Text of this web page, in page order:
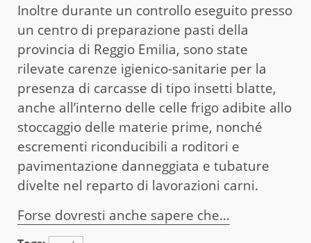
Inoltre durante un controllo eseguito presso
un centro di preparazione pasti della
provincia di Reggio Emilia, sono state
rilevate carenze igienico-sanitarie per la
presenza di carcasse di tipo insetti blatte,
anche all’interno delle celle frigo adibite allo
stoccaggio delle materie prime, nonché
escrementi riconducibili a roditori e
pavimentazione danneggiata e tubature
divelte nel reparto di lavorazioni carni.
Forse dovresti anche sapere che…